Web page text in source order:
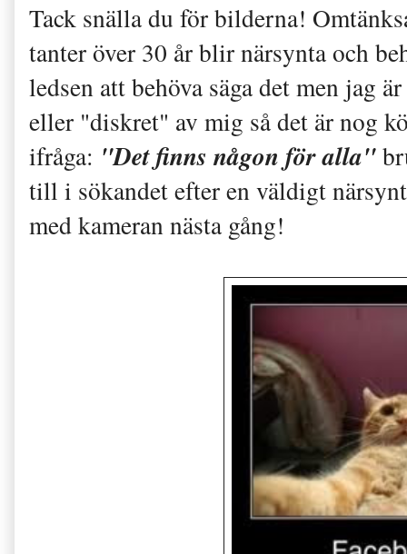
Tack snälla du för bilderna!
tanter över 30 år blir närsynta och
ledsen att behöva säga det men jag
eller "diskret" av mig så det är nog
ifråga: "Det finns någon för alla"
till i sökandet efter en väldigt
med kameran nästa gång!